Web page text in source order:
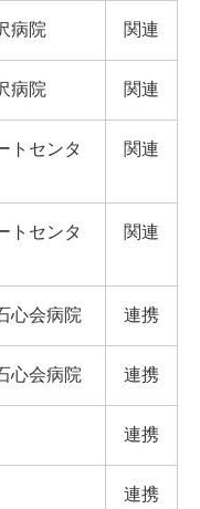
病院 関連
病院 関連
センタ
関連
センタ
関連
心会病院 連携
心会病院 連携
連携
連携